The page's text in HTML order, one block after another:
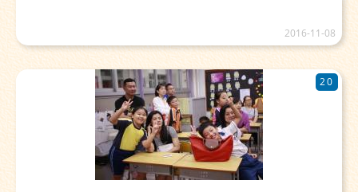
2016-11-08
20